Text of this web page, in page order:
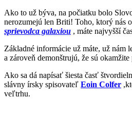
Ako to už býva, na počiatku bolo
nerozumejú len Briti! Toho, ktorý nás
sprievodca galaxiou , máte najvyšší
Základné informácie už máte, už nám
a zároveň demonštrujú, že sú
Ako sa dá napísať šiesta časť
slávny írsky spisovateľ Eoin Colfer
veľtrhu.